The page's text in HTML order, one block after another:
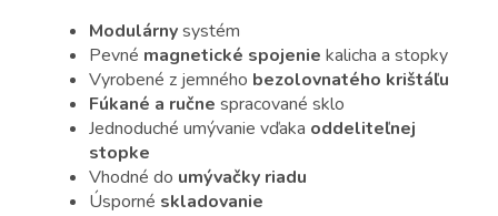
Modulárnysystém
Pevné magnetické spojenie kalicha a stopky
Vyrobené z jemného bezolovnatého krištáľu
Fúkané a ručne spracované sklo
Jednoduché umývanie vďaka oddeliteľnej
stopke
Vhodné do umývačky riadu
Úsporné skladovanie